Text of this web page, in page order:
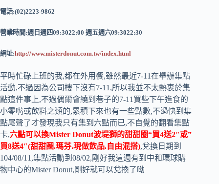
電話:(02)2223-9862
營業時間:週日週四09:3022:00 週五週六09:3022:30
網址:http://www.misterdonut.com.tw/index.html
平時忙碌上班的我,都在外用餐,雖然最近7-11在舉辦集點
活動,不過因為公司樓下沒有7-11,所以我並不太熱衷於集
點這件事上,不過偶爾會繞到巷子的7-11買些下午進食的
小零嘴或飲料之類的,累積下來也有一些點數,不過快到集
點尾聲了才發現我只有集到六點而已,不自覺的翻看集點
卡,六點可以換Mister Donut波堤獅的甜甜圈“買4送2″或”
買8送4″(甜甜圈.瑪芬.現做飲品.自由混搭),兌換日期到
104/08/11,集點活動到08/02,剛好我這週有到中和環球購
物中心的Mister Donut,剛好就可以兌換了呦